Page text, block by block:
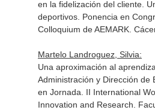
en la fidelización del cliente.
deportivos. Ponencia en
Colloquium de AEMARK.
Martelo Landroguez, Silvia:
Una aproximación al
Administración y Dirección de
en Jornada. II International
Innovation and Research.